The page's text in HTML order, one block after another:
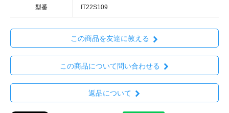
型番 IT22S109
この商品を友達に教える
この商品について問い合わせる
返品について